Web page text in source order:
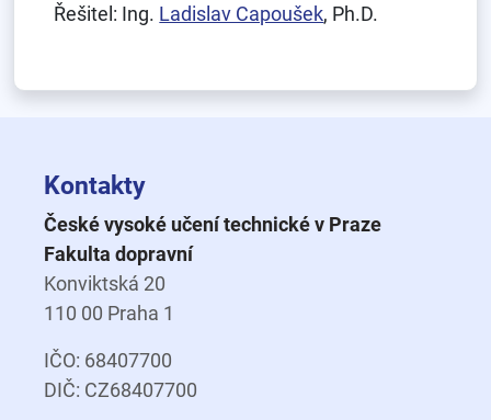
Řešitel: Ing. Ladislav Capoušek, Ph.D.
Kontakty
České vysoké učení technické v Praze
Fakulta dopravní
Konviktská 20
110 00 Praha 1
IČO: 68407700
DIČ: CZ68407700